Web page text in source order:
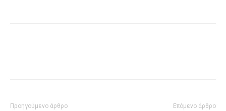
Προηγούμενο άρθρο Επόμενο άρθρο